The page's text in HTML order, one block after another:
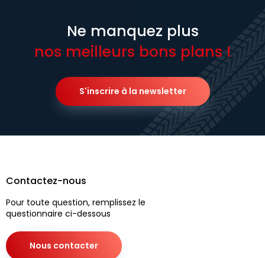
Ne manquez plus
nos meilleurs bons plans !
S'inscrire à la newsletter
Contactez-nous
Pour toute question, remplissez le
questionnaire ci-dessous
Nous contacter